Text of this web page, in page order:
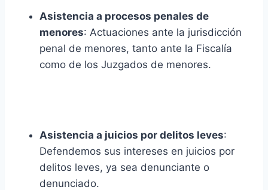
Asistencia a procesos penales de
menores: Actuaciones ante la jurisdicción
penal de menores, tanto ante la Fiscalía
como de los Juzgados de menores.
Asistencia a juicios por delitos leves:
Defendemos sus intereses en juicios por
delitos leves, ya sea denunciante o
denunciado.